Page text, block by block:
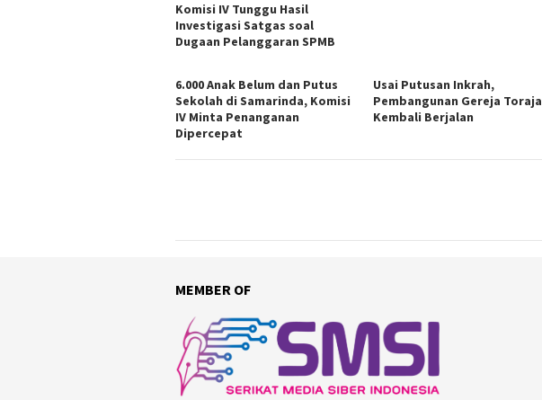
Komisi IV Tunggu Hasil
Investigasi Satgas soal
Dugaan Pelanggaran SPMB
6.000 Anak Belum dan Putus
Sekolah di Samarinda, Komisi
IV Minta Penanganan
Dipercepat
Usai Putusan Inkrah,
Pembangunan Gereja Toraja
Kembali Berjalan
MEMBER OF